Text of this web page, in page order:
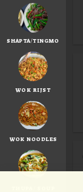
SHAPTA/TINGMO
WOK RIJST
WOK NOODLES